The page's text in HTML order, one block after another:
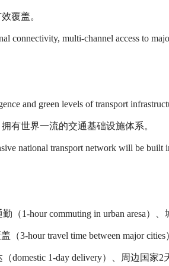
覆盖。
connectivity, multi-channel access to
and green levels of transport
有世界一流的交通基础设施体系。
national transport network will be built
勤（1-hour commuting in urban aresa）、
（3-hour travel time between major cities
（domestic 1-day delivery）、周边国家2